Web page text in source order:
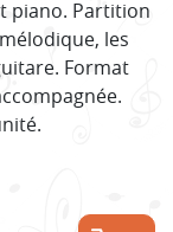
piano. Partition
les
Format